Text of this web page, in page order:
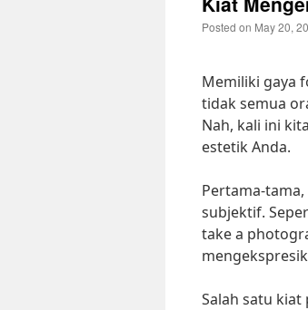
Posted on May 20,
Memiliki gaya
tidak semua
Nah, kali ini
estetik Anda.
Pertama-
subjektif.
take a
Salah satu